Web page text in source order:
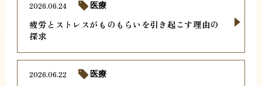
疲労とストレスがものもらいを引き起こす理由の
探求
2026.06.24 医療
2026.06.22 医療